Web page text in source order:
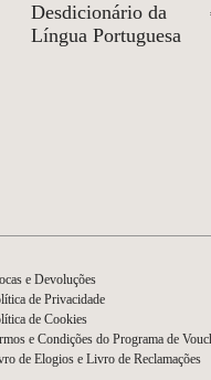
Desdicionário da
Língua Portuguesa
e Devoluções
de Privacidade
de Cookies
e Condições do Programa de
de Elogios e Livro de Reclamações